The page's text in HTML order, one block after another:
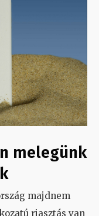
melegünk
majdnem
riasztás van